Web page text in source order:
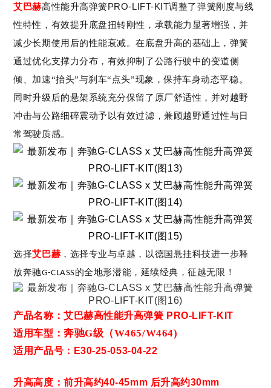
艾巴赫高性能升高弹簧PRO-LIFT-KIT调整了弹簧刚度与线
性特性 ，有效提升底盘扭转刚性，承载能力显著增强，并
减少长期使用后的性能衰减。在 底盘升高的基础上，弹簧
通过优化支撑力分布， 有效抑制 了公路行驶中的变道侧
倾、加速“抬头”与刹车“点头”现象，保持车身动态平稳。
同时升级后的悬架系统充分保留 了 原厂舒适性，并对越野
冲击与公路细碎震动予以有效过滤，兼顾越野通过性与日
常驾驶质感。
选择艾巴赫 ， 选择专业与卓越 ，以德国悬挂科技进一步释
放奔驰G-CLASS的全地形潜能 ， 延续经典，征越无限 ！
产品名称：艾巴赫高性能升高弹簧 PRO-LIFT-KIT
适用车型：奔驰G级（W465/W464)
适用产品号： E30-25-053-04-22
升高高度：前升高约40-45mm 后升高约30mm